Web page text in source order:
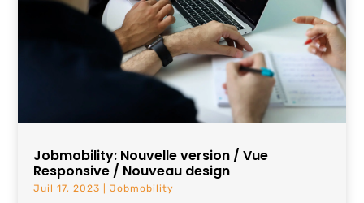
Jobmobility: Nouvelle version / Vue
Responsive / Nouveau design
Juil 17, 2023 |Jobmobility